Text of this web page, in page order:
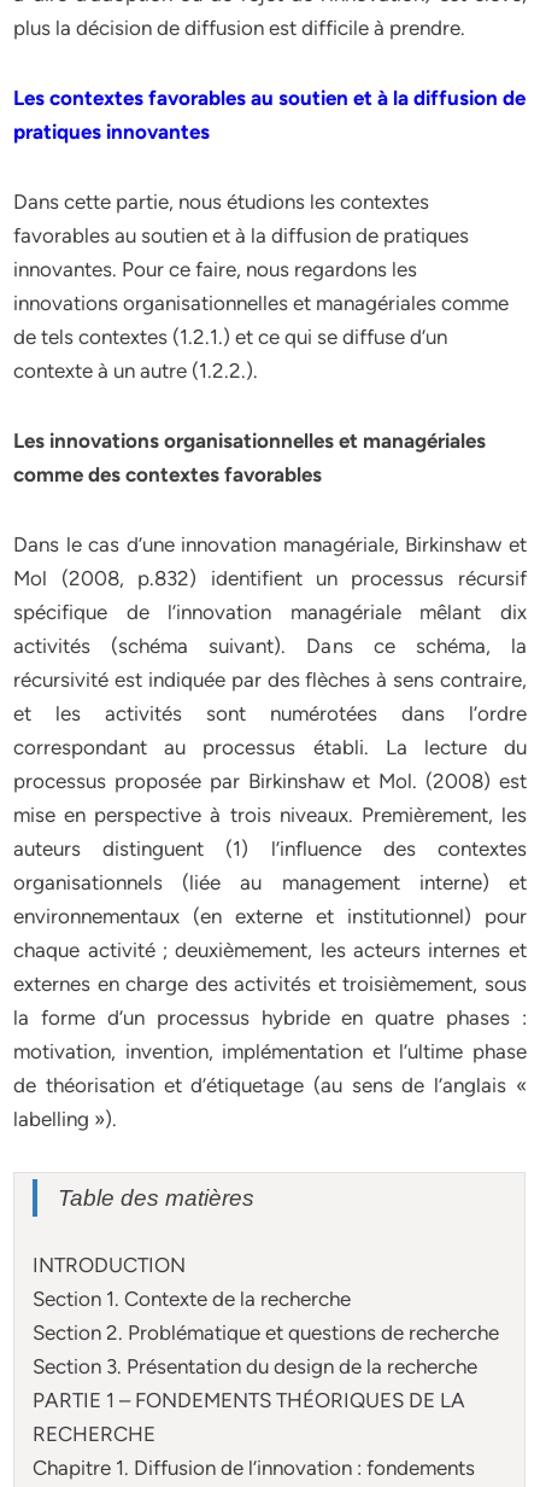
plus la décision de diffusion est difficile à prendre.
Les contextes favorables au soutien et à la diffusion de
pratiques innovantes
Dans cette partie, nous étudions les contextes
favorables au soutien et à la diffusion de pratiques
innovantes. Pour ce faire, nous regardons les
innovations organisationnelles et managériales comme
de tels contextes (1.2.1.) et ce qui se diffuse d’un
contexte à un autre (1.2.2.).
Les innovations organisationnelles et managériales
comme des contextes favorables
Dans le cas d’une innovation managériale, Birkinshaw et
Mol (2008, p.832) identifient un processus récursif
spécifique de l’innovation managériale mêlant dix
activités (schéma suivant). Dans ce schéma, la
récursivité est indiquée par des flèches à sens contraire,
et les activités sont numérotées dans l’ordre
correspondant au processus établi. La lecture du
processus proposée par Birkinshaw et Mol. (2008) est
mise en perspective à trois niveaux. Premièrement, les
auteurs distinguent (1) l’influence des contextes
organisationnels (liée au management interne) et
environnementaux (en externe et institutionnel) pour
chaque activité ; deuxièmement, les acteurs internes et
externes en charge des activités et troisièmement, sous
la forme d’un processus hybride en quatre phases :
motivation, invention, implémentation et l’ultime phase
de théorisation et d’étiquetage (au sens de l’anglais «
labelling »).
Table des matières
INTRODUCTION
Section 1. Contexte de la recherche
Section 2. Problématique et questions de recherche
Section 3. Présentation du design de la recherche
PARTIE 1 – FONDEMENTS THÉORIQUES DE LA
RECHERCHE
Chapitre 1. Diffusion de l’innovation : fondements